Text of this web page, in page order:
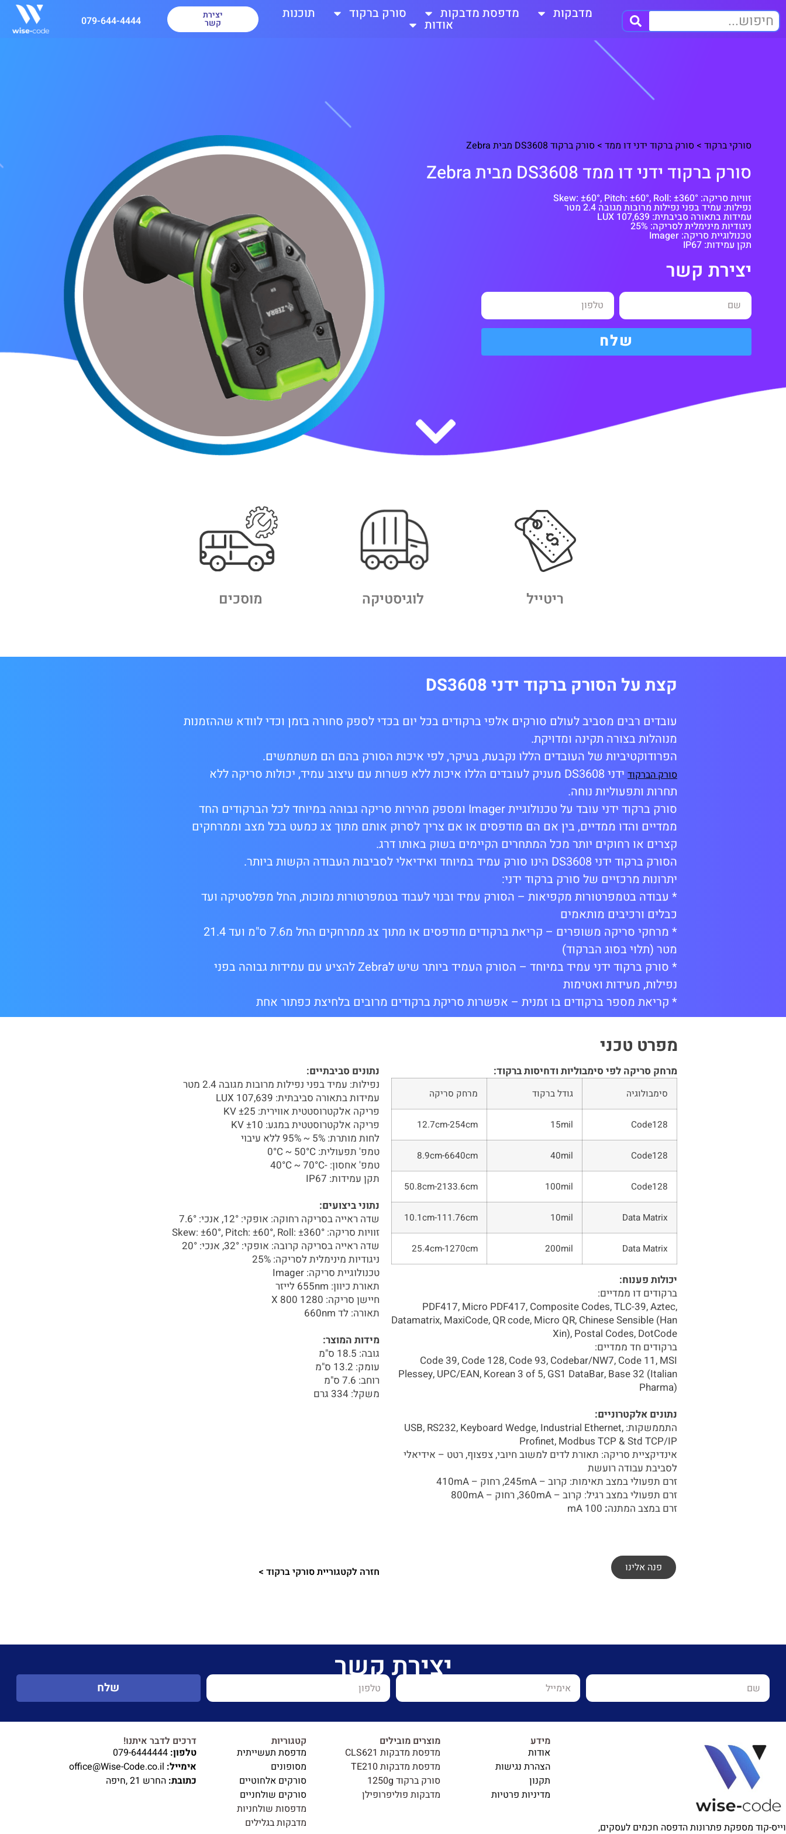
מדבקות מדפסת מדבקות סורק ברקוד תוכנות
אודות
יצירת
קשר 079-644-4444
סורקי ברקוד > סורק ברקוד ידני דו ממד > סורק ברקוד DS3608 מבית Zebra
סורק ברקוד ידני דו ממד DS3608 מבית Zebra
זוויות סריקה: Skew: ±60°, Pitch: ±60°, Roll: ±360°
נפילות: עמיד בפני נפילות מרובות מגובה 2.4 מטר
עמידות בתאורה סביבתית: 107,639 LUX
ניגודיות מינימלית לסריקה: 25%
טכנולוגיית סריקה: Imager
תקן עמידות: IP67
יצירת קשר
שלח
ריטייל לוגיסטיקה מוסכים
קצת על הסורק ברקוד ידני DS3608
עובדים רבים מסביב לעולם סורקים אלפי ברקודים בכל יום בכדי לספק סחורה בזמן וכדי לוודא שההזמנות
מנוהלות בצורה תקינה ומדויקת.
הפרודוקטיביות של העובדים הללו נקבעת, בעיקר, לפי איכות הסורק בהם הם משתמשים.
סורק הברקוד
ידני DS3608 מעניק לעובדים הללו איכות ללא פשרות עם עיצוב עמיד, יכולות סריקה ללא
תחרות ותפעוליות נוחה.
סורק ברקוד ידני עובד על טכנולוגיית Imager ומספק מהירות סריקה גבוהה במיוחד לכל הברקודים החד
ממדיים והדו ממדיים, בין אם הם מודפסים או אם צריך לסרוק אותם מתוך צג כמעט בכל מצב וממרחקים
קצרים או רחוקים יותר מכל המתחרים הקיימים בשוק באותו דרג.
הסורק ברקוד ידני DS3608 הינו סורק עמיד במיוחד ואידיאלי לסביבות העבודה הקשות ביותר.
יתרונות מרכזיים של סורק ברקוד ידני:
* עבודה בטמפרטורות מקפיאות – הסורק עמיד ובנוי לעבוד בטמפרטורות נמוכות, החל מפלסטיקה ועד
כבלים ורכיבים מותאמים
* מרחקי סריקה משופרים – קריאת ברקודים מודפסים או מתוך צג ממרחקים החל מ7.6 ס"מ ועד 21.4
מטר (תלוי בסוג הברקוד)
* סורק ברקוד ידני עמיד במיוחד – הסורק העמיד ביותר שיש לZebra להציע עם עמידות גבוהה בפני
נפילות, מעידות ואטימות
* קריאת מספר ברקודים בו זמנית – אפשרות סריקת ברקודים מרובים בלחיצת כפתור אחת
מפרט טכני
מרחק סריקה לפי סימבוליות ודחיסות ברקוד:
סימבולוגיה גודל ברקוד מרחק סריקה
Code128
15mil
12.7cm-254cm
Code128
40mil
8.9cm-6640cm
Code128
100mil
50.8cm-2133.6cm
Data Matrix
10mil
10.1cm-111.76cm
Data Matrix
200mil
25.4cm-1270cm
יכולות פענוח:
ברקודים דו ממדיים:
PDF417, Micro PDF417, Composite Codes, TLC-39, Aztec,
Datamatrix, MaxiCode, QR code, Micro QR, Chinese Sensible (Han
Xin), Postal Codes, DotCode
ברקודים חד ממדיים:
Code 39, Code 128, Code 93, Codebar/NW7, Code 11, MSI
Plessey, UPC/EAN, Korean 3 of 5, GS1 DataBar, Base 32 (Italian
Pharma)
נתונים אלקטרוניים:
התממשקות: USB, RS232, Keyboard Wedge, Industrial Ethernet,
Profinet, Modbus TCP & Std TCP/IP
אינדיקציית סריקה: תאורת לדים למשוב חיובי, צפצוף, רטט – אידיאלי
לסביבת עבודה רועשת
זרם תפעולי במצב תאימות: קרוב – 245mA, רחוק – 410mA
זרם תפעולי במצב רגיל: קרוב – 360mA, רחוק – 800mA
זרם במצב המתנה:
פנה אלינו
נתונים סביבתיים:
נפילות: עמיד בפני נפילות מרובות מגובה 2.4 מטר
עמידות בתאורה סביבתית: 107,639 LUX
פריקה אלקטרוסטטית אווירית: ±25 KV
פריקה אלקטרוסטטית במגע: ±10 KV
לחות מותרת: 5% ~ 95% ללא עיבוי
טמפ' תפעולית: 0°C ~ 50°C
טמפ' אחסון: -40°C ~ 70°C
תקן עמידות: IP67
נתוני ביצועים:
שדה ראייה בסריקה רחוקה: אופקי: 12°, אנכי: 7.6°
זוויות סריקה: Skew: ±60°, Pitch: ±60°, Roll: ±360°
שדה ראייה בסריקה קרובה: אופקי: 32°, אנכי: 20°
ניגודיות מינימלית לסריקה: 25%
טכנולוגיית סריקה: Imager
תאורת כיוון: 655nm לייזר
חיישן סריקה: 1280 X 800
תאורה: לד 660nm
מידות המוצר:
גובה: 18.5 ס"מ
עומק: 13.2 ס"מ
רוחב: 7.6 ס"מ
משקל: 334 גרם
חזרה לקטגוריית סורקי ברקוד >
יצירת קשר
שלח
וייס-קוד מספקת פתרונות הדפסה חכמים לעסקים,
מידע
אודות
הצהרת נגישות
תקנון
מדיניות פרטיות
מוצרים מובילים
מדפסת מדבקות CLS621
מדפסת מדבקות TE210
סורק ברקוד 1250g
מדבקות פוליפרופילן
קטגוריות
מדפסת תעשייתית
מסופונים
סורקים אלחוטיים
סורקים שולחניים
מדפסות שולחניות
מדבקות בגלילים
דרכים לדבר איתנו!
טלפון:
אימייל:
כתובת: החרש 21 ,חיפה